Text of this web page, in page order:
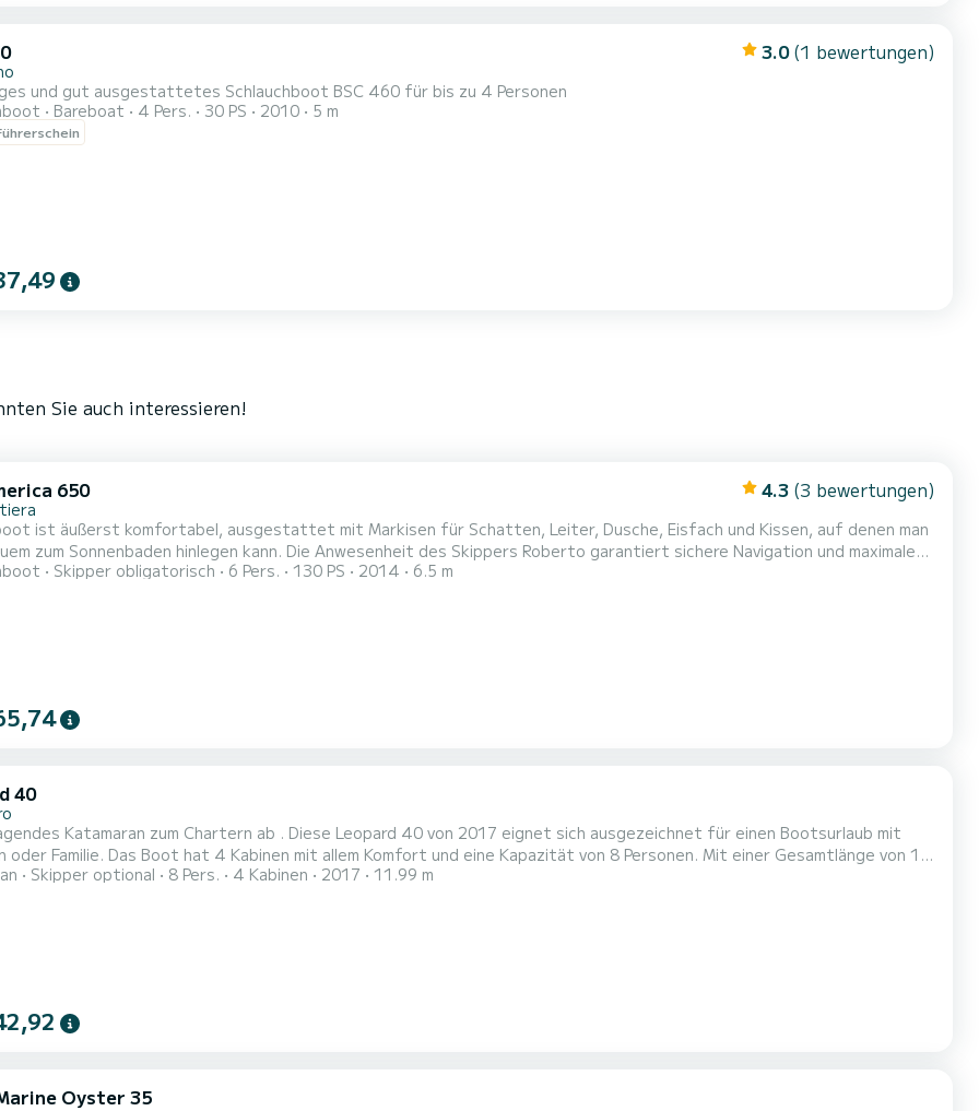
3.0 (1 bewertungen)
und gut ausgestattetes Schlauchboot BSC 460 für bis zu 4 Personen
Bareboat 4 Pers. 30 PS 2010 5 m
Sie auch interessieren!
650 4.3 (3 bewertungen)
ist äußerst komfortabel, ausgestattet mit Markisen für Schatten, Leiter, Dusche, Eisfach und Kissen, auf denen man
zum Sonnenbaden hinlegen kann. Die Anwesenheit des Skippers Roberto garantiert sichere Navigation und maximale
die Mittagspause gibt es an Bord immer einen guten Aperitif. Mit uns können Sie die wunderschönen Buchten und
Skipper obligatorisch 6 Pers. 130 PS 2014 6.5 m
40
Katamaran zum Chartern ab . Diese Leopard 40 von 2017 eignet sich ausgezeichnet für einen Bootsurlaub mit
Komfort und eine Kapazität von 8 Personen. Mit einer Gesamtlänge von 12
es Ihr perfekter Begleiter sein, um einen einzigartigen Urlaub auf dem Wasser in der Umgebung von zu verbringen.
Skipper optional 8 Pers. 4 Kabinen 2017 11.99 m
Oyster 35